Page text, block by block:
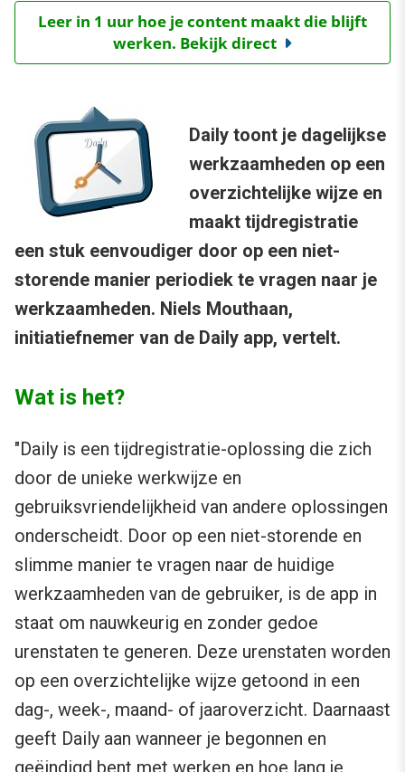
Leer in 1 uur hoe je content maakt die blijft
werken. Bekijk direct
Daily toont je dagelijkse
werkzaamheden op een
overzichtelijke wijze en
maakt tijdregistratie
een stuk eenvoudiger door op een niet-
storende manier periodiek te vragen naar je
werkzaamheden. Niels Mouthaan,
initiatiefnemer van de Daily app, vertelt.
Wat is het?
"Daily is een tijdregistratie-oplossing die zich
door de unieke werkwijze en
gebruiksvriendelijkheid van andere oplossingen
onderscheidt. Door op een niet-storende en
slimme manier te vragen naar de huidige
werkzaamheden van de gebruiker, is de app in
staat om nauwkeurig en zonder gedoe
urenstaten te generen. Deze urenstaten worden
op een overzichtelijke wijze getoond in een
dag-, week-, maand- of jaaroverzicht. Daarnaast
geeft Daily aan wanneer je begonnen en
geëindigd bent met werken en hoe lang je